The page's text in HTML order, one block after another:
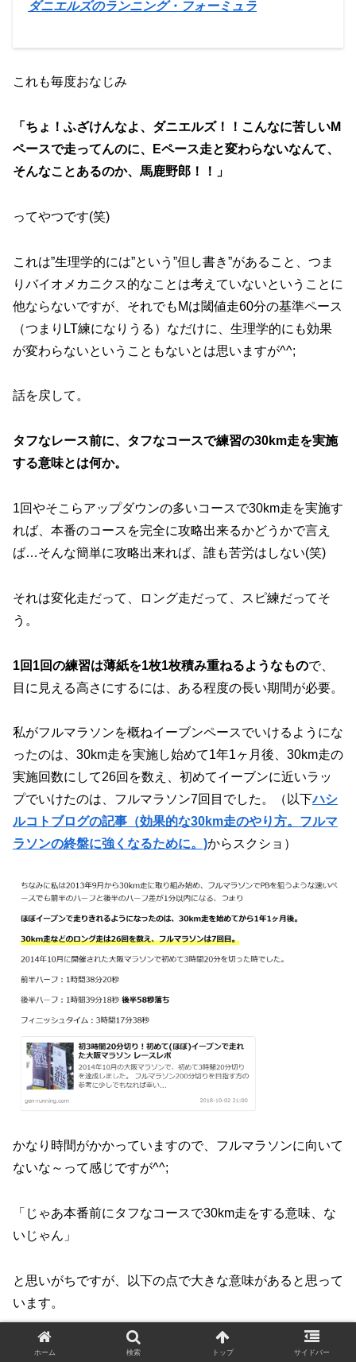
ダニエルズのランニング・フォーミュラ
これも毎度おなじみ
「ちょ！ふざけんなよ、ダニエルズ！！こんなに苦しいM
ペースで走ってんのに、Eペース走と変わらないなんて、
そんなことあるのか、馬鹿野郎！！」
ってやつです(笑)
これは”生理学的には”という”但し書き”があること、つま
りバイオメカニクス的なことは考えていないということに
他ならないですが、それでもMは閾値走60分の基準ペース
（つまりLT練になりうる）なだけに、生理学的にも効果
が変わらないということもないとは思いますが^^;
話を戻して。
タフなレース前に、タフなコースで練習の30km走を実施
する意味とは何か。
1回やそこらアップダウンの多いコースで30km走を実施す
れば、本番のコースを完全に攻略出来るかどうかで言え
ば…そんな簡単に攻略出来れば、誰も苦労はしない(笑)
それは変化走だって、ロング走だって、スピ練だってそ
う。
1回1回の練習は薄紙を1枚1枚積み重ねるようなもので、
目に見える高さにするには、ある程度の長い期間が必要。
私がフルマラソンを概ねイーブンペースでいけるようにな
ったのは、30km走を実施し始めて1年1ヶ月後、30km走の
実施回数にして26回を数え、初めてイーブンに近いラッ
プでいけたのは、フルマラソン7回目でした。（以下ハシ
ルコトブログの記事（効果的な30km走のやり方。フルマ
ラソンの終盤に強くなるために。)からスクショ）
かなり時間がかかっていますので、フルマラソンに向いて
ないな～って感じですが^^;
「じゃあ本番前にタフなコースで30km走をする意味、な
いじゃん」
と思いがちですが、以下の点で大きな意味があると思って
います。
１．ダニエルズさんの言う通り「自信」を作
ホーム 検索 トップ サイドバー